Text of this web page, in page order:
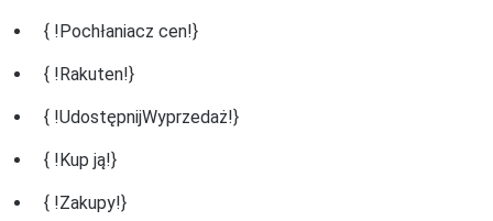
{ !Pochłaniacz cen!}
{ !Rakuten!}
{ !UdostępnijWyprzedaż!}
{ !Kup ją!}
{ !Zakupy!}